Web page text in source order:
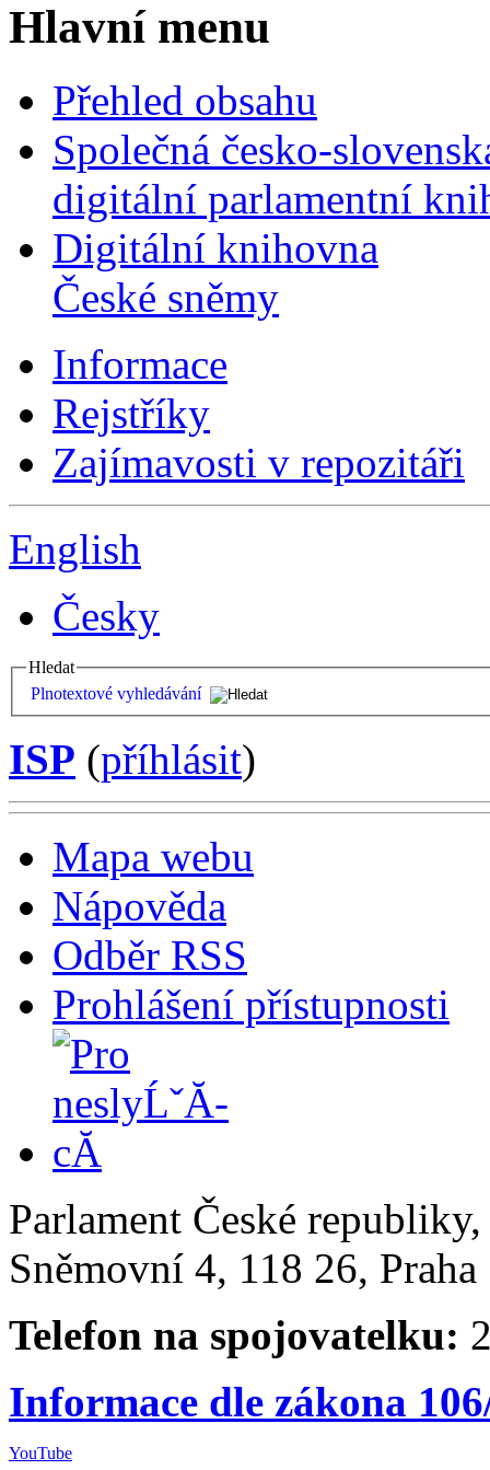
Hlavní menu
Přehled obsahu
Společná česko-
digitální parlamentní
Digitální knihovna
České sněmy
Informace
Rejstříky
Zajímavosti v repozitáři
English
Česky
Hledat
Plnotextové vyhledávání
ISP (příhlásit)
Mapa webu
Nápověda
Odběr RSS
Prohlášení přístupnosti
Parlament České
Sněmovní 4, 118 26,
Telefon na spojovatelku:
Informace dle zákona
YouTube